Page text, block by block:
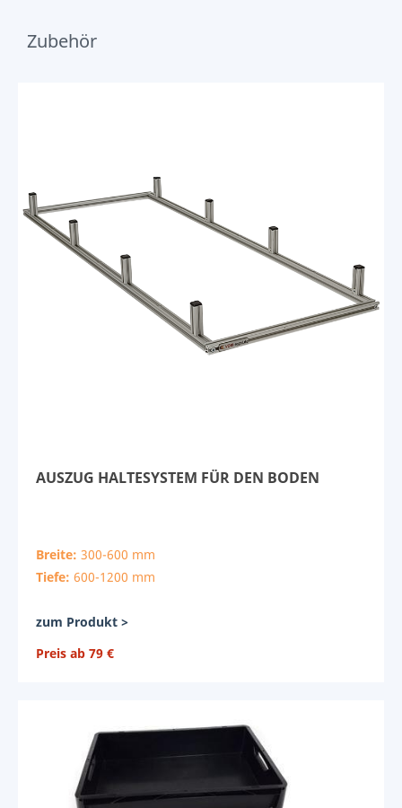
Zubehör
AUSZUG HALTESYSTEM FÜR DEN BODEN
Breite: 300-600 mm
Tiefe: 600-1200 mm
zum Produkt >
Preis ab 79 €